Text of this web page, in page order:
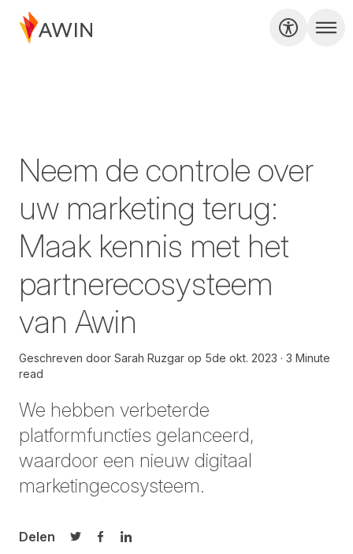
Neem de controle over
uw marketing terug:
Maak kennis met het
partnerecosysteem
van Awin
Geschreven door Sarah Ruzgar op 5de okt. 2023
3 Minute
read
We hebben verbeterde
platformfuncties gelanceerd,
waardoor een nieuw digitaal
marketingecosysteem.
Delen
Delen op Twitter
Delen op Facebook
Delen op LinkedIn